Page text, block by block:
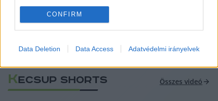
CONFIRM
Data Deletion Data Access Adatvédelmi irányelvek
KECSUP SHORTS Összes videó